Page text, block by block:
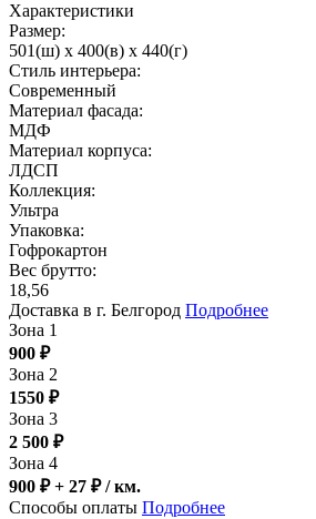
Характеристики
Размер:
501(ш) x 400(в) x 440(г)
Стиль интерьера:
Современный
Материал фасада:
МДФ
Материал корпуса:
ЛДСП
Коллекция:
Ультра
Упаковка:
Гофрокартон
Вес брутто:
18,56
Доставка в г. Белгород Подробнее
Зона 1
900 ₽
Зона 2
1550 ₽
Зона 3
2 500 ₽
Зона 4
900 ₽ + 27 ₽/ км.
Способы оплаты Подробнее